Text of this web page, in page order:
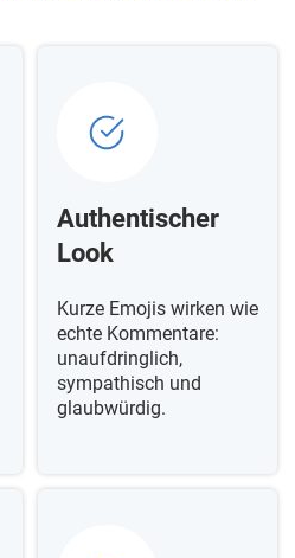
Authentischer
Look
Kurze Emojis wirken wie
echte Kommentare:
unaufdringlich,
sympathisch und
glaubwürdig.